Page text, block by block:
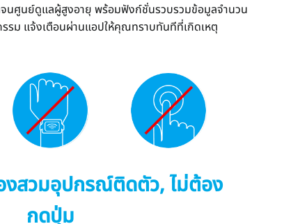
นศูนย์ดูแลผู้สูงอายุ พร้อมฟังก์ชั่นรวบรวมข้อมูลจำนวน
รรม แจ้งเตือนผ่านแอปให้คุณทราบทันทีที่เกิดเหตุ
งสวมอุปกรณ์ติดตัว, ไม่ต้อง
กดปุ่ม